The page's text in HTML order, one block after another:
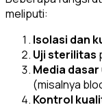
meliputi:
Isolasi dan
Uji sterilitas
Media dasar
(misalnya
Kontrol